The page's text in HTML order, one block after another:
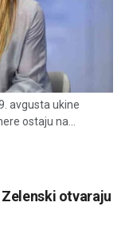
avgusta ukine
ostaju na...
otvaraju